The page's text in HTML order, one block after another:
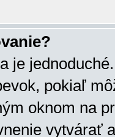
je
pokiaľ
oknom na
vytvárať